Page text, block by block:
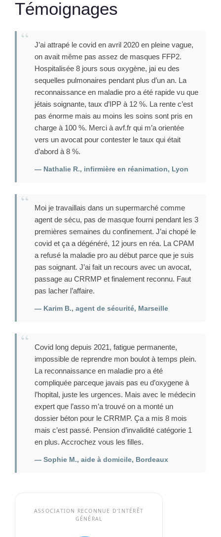
Témoignages
J’ai attrapé le covid en avril 2020 en pleine vague,
on avait même pas assez de masques FFP2.
Hospitalisée 8 jours sous oxygène, jai eu des
sequelles pulmonaires pendant plus d’un an. La
reconnaissance en maladie pro a été rapide vu que
jétais soignante, taux d’IPP à 12 %. La rente c’est
pas énorme mais au moins les soins sont pris en
charge à 100 %. Merci à avf.fr qui m’a orientée
vers un avocat pour contester le taux qui était
d’abord à 8 %.
— Nathalie R., infirmière en réanimation, Lyon
Moi je travaillais dans un supermarché comme
agent de sécu, pas de masque fourni pendant les 3
premières semaines du confinement. J’ai chopé le
covid et ça a dégénéré, 12 jours en réa. La CPAM
a refusé la maladie pro au début parce que je suis
pas soignant. J’ai fait un recours avec un avocat,
passage au CRRMP et finalement reconnu. Faut
pas lacher l’affaire.
— Karim B., agent de sécurité, Marseille
Covid long depuis 2021, fatigue permanente,
impossible de reprendre mon boulot à temps plein.
La reconnaissance en maladie pro a été
compliquée parceque javais pas eu d’oxygene à
l’hopital, juste les urgences. Mais avec le médecin
expert que l’asso m’a trouvé on a monté un
dossier béton pour le CRRMP. Ça a mis 8 mois
mais c’est passé. Pension d’invalidité catégorie 1
en plus. Accrochez vous les filles.
— Sophie M., aide à domicile, Bordeaux
ASSOCIATION RECONNUE D'INTÉRÊT
GÉNÉRAL